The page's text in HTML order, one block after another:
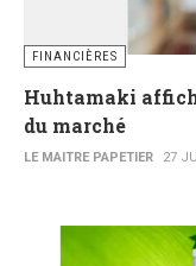
FINANCIÈRES
Huhtamaki
du marché
LE MAITRE PAPETIER 27